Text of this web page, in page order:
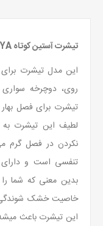
تیشرت آستین کوتاه HIMALAYA کد CM90 رنگ سبز
این مدل تیشرت برای
روی، دوچرخه
تیشرت برای فصل
لطیف این تیشرت
نکردن در فصل گرم
بدین معنی که شما
خاصیت خشک شوندگی
این تیشرت باعث